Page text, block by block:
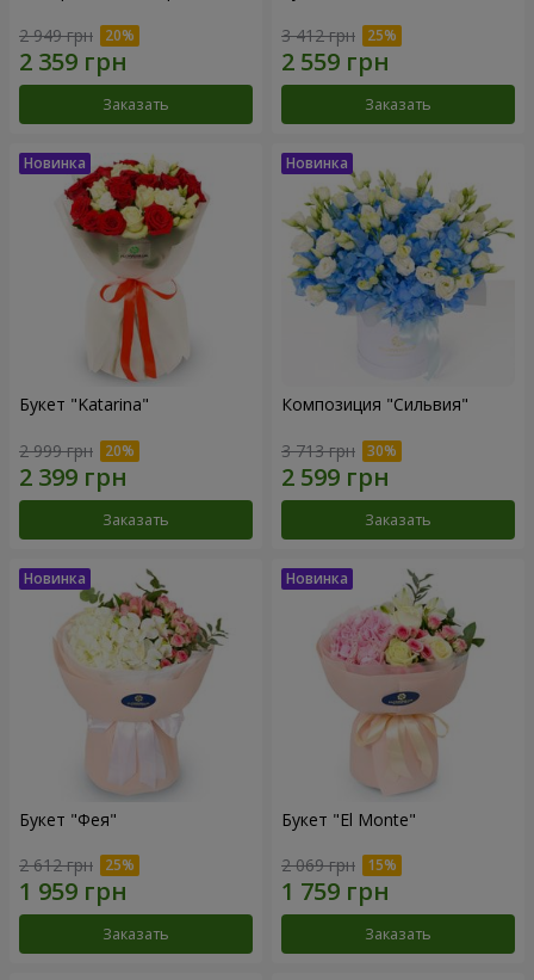
2 949 грн
Заказать
3 412 грн
Заказать
Букет "Katarina"
2 999 грн
Заказать
Композиция "Сильвия"
3 713 грн
Заказать
Букет "Фея"
2 612 грн
Заказать
Букет "El Monte"
2 069 грн
Заказать